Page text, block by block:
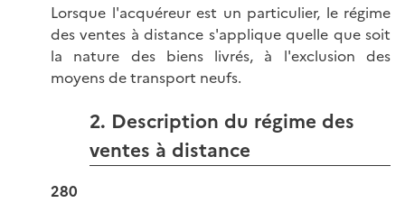
Lorsque l'acquéreur est un particulier, le régime
des ventes à distance s'applique quelle que soit
la nature des biens livrés, à l'exclusion des
moyens de transport neufs.
2. Description du régime des
ventes à distance
280